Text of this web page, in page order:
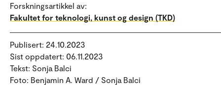
Forskningsartikkel av:
Fakultet for teknologi, kunst og design (TKD)
Publisert: 24.10.2023
Sist oppdatert: 06.11.2023
Tekst: Sonja Balci
Foto: Benjamin A. Ward / Sonja Balci